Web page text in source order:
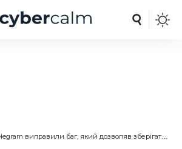
виправили баг, який дозволяв зберігати видалені фото